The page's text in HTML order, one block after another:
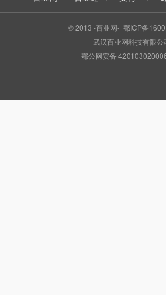
© 2013 -百业网- 鄂ICP备
武汉百业网科技有限公
鄂公网安备